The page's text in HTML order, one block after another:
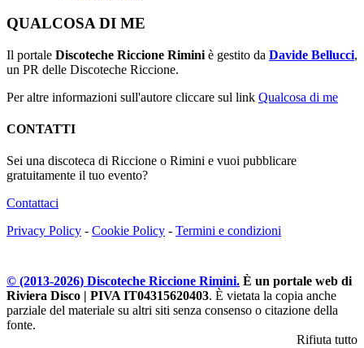
QUALCOSA DI ME
Il portale Discoteche Riccione Rimini è gestito da Davide Bellucci,
un PR delle Discoteche Riccione.
Per altre informazioni sull'autore cliccare sul link Qualcosa di me
CONTATTI
Sei una discoteca di Riccione o Rimini e vuoi pubblicare
gratuitamente il tuo evento?
Contattaci
Privacy Policy - Cookie Policy - Termini e condizioni
© (2013-2026) Discoteche Riccione Rimini. È un portale web di
Riviera Disco | PIVA IT04315620403. È vietata la copia anche
parziale del materiale su altri siti senza consenso o citazione della
fonte.
Rifiuta tutto